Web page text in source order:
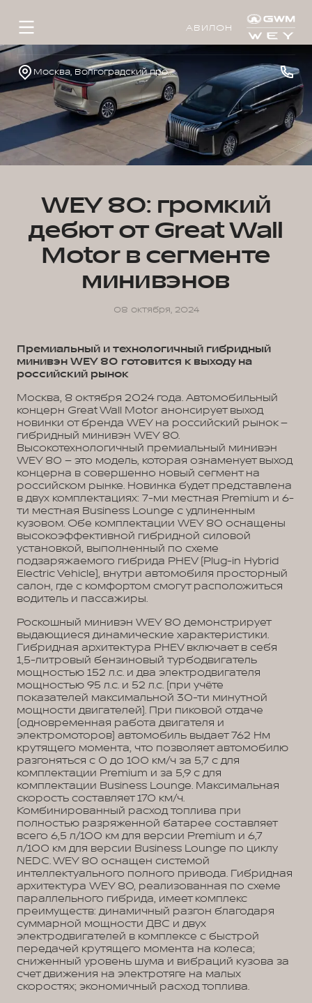
АВИЛОН
Москва, Волгоградский проспект, д.41, к.1
WEY 80: громкий
дебют от Great Wall
Motor в сегменте
минивэнов
08 октября, 2024
Премиальный и технологичный гибридный
минивэн WEY 80 готовится к выходу на
российский рынок
Москва, 8 октября 2024 года. Автомобильный
концерн Great Wall Motor анонсирует выход
новинки от бренда WEY на российский рынок –
гибридный минивэн WEY 80.
Высокотехнологичный премиальный минивэн
WEY 80 – это модель, которая ознаменует выход
концерна в совершенно новый сегмент на
российском рынке. Новинка будет представлена
в двух комплектациях: 7-ми местная Premium и 6-
ти местная Business Lounge с удлиненным
кузовом. Обе комплектации WEY 80 оснащены
высокоэффективной гибридной силовой
установкой, выполненный по схеме
подзаряжаемого гибрида PHEV (Plug-in Hybrid
Electric Vehicle), внутри автомобиля просторный
салон, где с комфортом смогут расположиться
водитель и пассажиры.
Роскошный минивэн WEY 80 демонстрирует
выдающиеся динамические характеристики.
Гибридная архитектура PHEV включает в себя
1,5-литровый бензиновый турбодвигатель
мощностью 152 л.с. и два электродвигателя
мощностью 95 л.с. и 52 л.с. (при учёте
показателей максимальной 30-ти минутной
мощности двигателей). При пиковой отдаче
(одновременная работа двигателя и
электромоторов) автомобиль выдает 762 Нм
крутящего момента, что позволяет автомобилю
разгоняться с 0 до 100 км/ч за 5,7 с для
комплектации Premium и за 5,9 с для
комплектации Business Lounge. Максимальная
скорость составляет 170 км/ч.
Комбинированный расход топлива при
полностью разряженной батарее составляет
всего 6,5 л/100 км для версии Premium и 6,7
л/100 км для версии Business Lounge по циклу
NEDC. WEY 80 оснащен системой
интеллектуального полного привода. Гибридная
архитектура WEY 80, реализованная по схеме
параллельного гибрида, имеет комплекс
преимуществ: динамичный разгон благодаря
суммарной мощности ДВС и двух
электродвигателей в комплексе с быстрой
передачей крутящего момента на колеса;
сниженный уровень шума и вибраций кузова за
счет движения на электротяге на малых
скоростях; экономичный расход топлива.